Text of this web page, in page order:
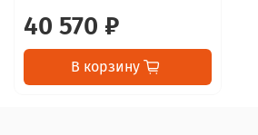
40 570 ₽
В корзину